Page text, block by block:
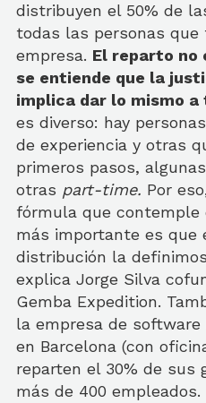
distribuyen el 50% de
todas las personas
empresa. El reparto no
se entiende que la
implica dar lo mismo a
es diverso: hay
de experiencia y otras
primeros pasos,
otras part-time. Por
fórmula que contemple
más importante es que
distribución la
explica Jorge Silva
Gemba Expedition.
la empresa de
en Barcelona (con
reparten el 30% de sus
más de 400 empleados.